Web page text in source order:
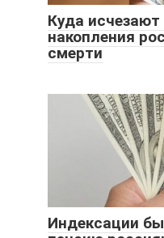
Куда
накопления
смерти
Индексации